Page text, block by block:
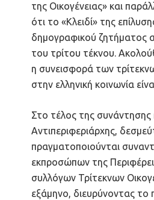
της Οικογένειας» και
ότι το «Κλειδί» της
δημογραφικού ζητήματος
του τρίτου τέκνου.
η συνεισφορά των
στην ελληνική κοινωνία
Στο τέλος της συνάντησης
Αντιπεριφεριάρχης,
πραγματοποιούνται
εκπροσώπων της
συλλόγων Τρίτεκνων
εξάμηνο, διευρύνοντας το